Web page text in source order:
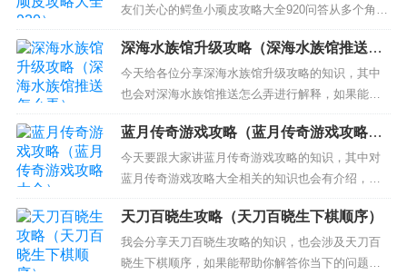
避免关羽之死 3、三国志13威力加强版游侠怎么玩
三国志1...
友们关心的鳄鱼小顽皮攻略大全920问答从多个角度
来解答，我希望能够解决你现在遇到的问题！ 本文
目录一览： 1、鳄鱼小顽皮爱洗澡第9关三星通关攻
略 2、鳄鱼小顽皮爱洗澡中文版 第6关怎么过？ 3、
鳄鱼小顽皮爱洗澡图文攻略 鳄鱼小顽皮爱洗5-10爆
破...
深海水族馆升级攻略（深海水族馆推送怎
么弄）
今天给各位分享深海水族馆升级攻略的知识，其中
也会对深海水族馆推送怎么弄进行解释，如果能碰
巧解决你现在面临的问题，别忘了关注本站，现在
开始吧！ 本文目录一览： 1、《深海水族馆》都有
哪些隐藏鱼的攻略？ 2、深海水族馆隐藏鱼获得方法
攻略大全 隐藏鱼怎么获取 3、新手入门攻略 深海水
族馆怎么玩...
蓝月传奇游戏攻略（蓝月传奇游戏攻略大
全）
今天要跟大家讲蓝月传奇游戏攻略的知识，其中对
蓝月传奇游戏攻略大全相关的知识也会有介绍，希
望可以帮助大家解答当下的疑问！ 本文目录一览：
1、XY游戏《蓝月传奇》怎样快速升级 2、XY游戏
《蓝月传奇》功勋任务怎么领取攻略 3、蓝月传奇装
备怎么获得攻略 4、蓝月传奇怎么玩才能扛伤害啊
天刀百晓生攻略（天刀百晓生下棋顺序）
我会分享天刀百晓生攻略的知识，也会涉及天刀百
晓生下棋顺序，如果能帮助你解答你当下的问题，